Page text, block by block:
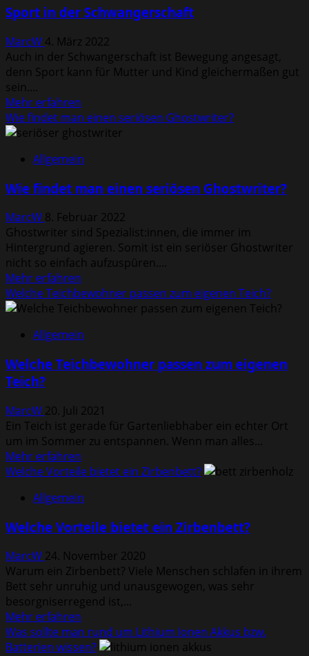
brauche
für
die
Baufinanzierung
Deutschland?
Sport in der Schwangerschaft
MarcW 4. März 2022
Auch in der Schwangerschaft ist Bewegung angesagt,
denn Sport kann für Mutter und Kind gleichermaßen gut
sein....
Mehr erfahren
Informationen
über
in
Schwangerschaft
Wie findet man einen seriösen Ghostwriter?
Allgemein
Wie findet man einen seriösen Ghostwriter?
MarcW 8. Februar 2022
Ghostwriter sind Spezialist:innen, die immer im
Hintergrund agieren. Somit ist ein seriöser Ghostwriter
nicht so einfach aufzuspüren....
Mehr erfahren
Informationen
über
findet
einen
Welche Teichbewohner passen zum eigenen Teich?
Allgemein
Welche Teichbewohner passen zum eigenen
Teich?
MarcW 20. Juli 2021
Ein Teich ist gerade für Gartenliebhaber ein echter Ort
um im Sommer zu entspannen. Wenn man alles...
Mehr erfahren
Informationen
Welche
passen
eigenen
Teich?
Welche Vorteile bietet ein Zirbenbett?
Allgemein
Welche Vorteile bietet ein Zirbenbett?
MarcW 24. November 2020
Warum ein Zirbenbett? Viele Menschen schlafen in ihrem
Bett sehr unruhig und unausgewogen, was sehr
besorgniserregend ist,...
Mehr erfahren
Informationen
über
Was sollte man rund um Lithium Ionen Akkus bzw.
Batterien wissen?